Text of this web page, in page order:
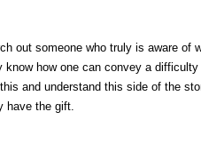
out someone who truly is aware of
know how one can convey a
and understand this side of the
have the gift.